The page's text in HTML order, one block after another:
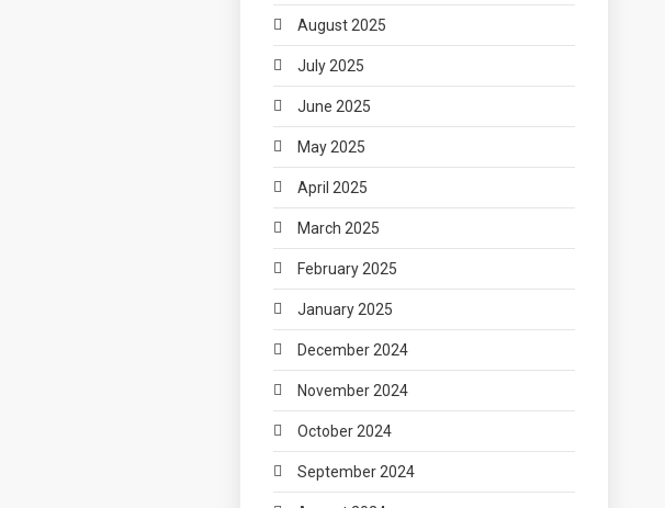
August 2025
July 2025
June 2025
May 2025
April 2025
March 2025
February 2025
January 2025
December 2024
November 2024
October 2024
September 2024